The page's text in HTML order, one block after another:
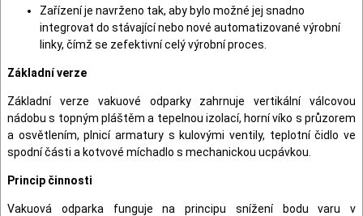
Zařízení je navrženo tak, aby bylo možné jej snadno
integrovat do stávající nebo nové automatizované výrobní
linky, čímž se zefektivní celý výrobní proces.
Základní verze
Základní verze vakuové odparky zahrnuje vertikální válcovou
nádobu s topným pláštěm a tepelnou izolací, horní víko s průzorem
a osvětlením, plnicí armatury s kulovými ventily, teplotní čidlo ve
spodní části a kotvové míchadlo s mechanickou ucpávkou.
Princip činnosti
Vakuová odparka funguje na principu snížení bodu varu v